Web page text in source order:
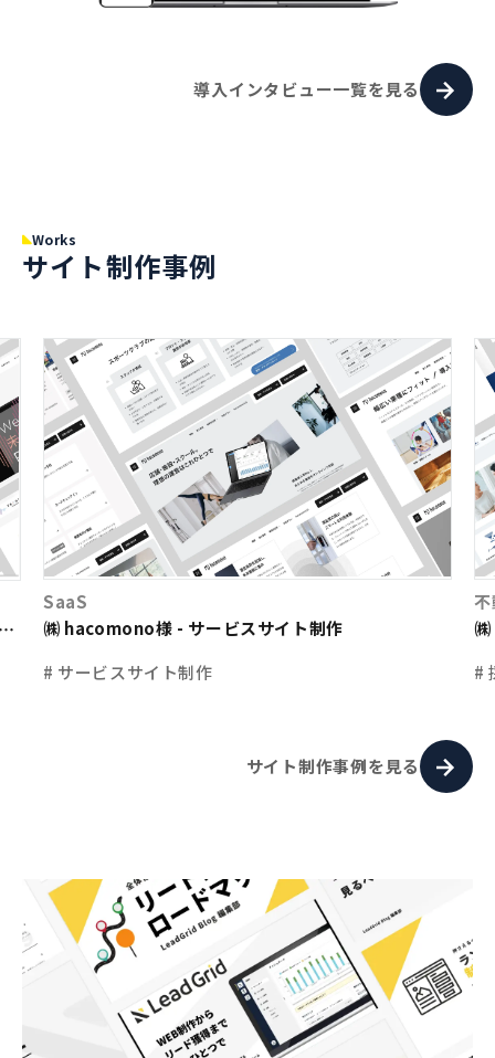
導入インタビュー一覧を見る
Works
サイト制作事例
SaaS
㈱ hacomono様 - サービスサイト制作
# サービスサイト制作
#
サイト制作事例を見る